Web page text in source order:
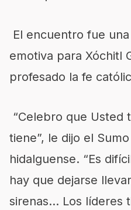
El encuentro fue
emotiva para Xóchitl
profesado la fe
“Celebro que Usted
tiene”, le dijo el
hidalguense. “Es
hay que dejarse
sirenas… Los líderes